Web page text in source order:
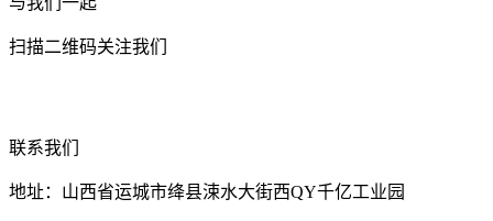
扫描二维码关注我们
联系我们
地址：山西省运城市绛县涑水大街西QY千亿工业园